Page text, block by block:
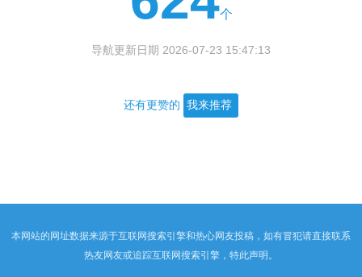
个
导航更新日期 2026-07-23 15:47:13
还有更赞的 我来推荐
本网站的网址数据来源于互联网搜索引擎和热心网友投稿，如有冒犯请直接联系
热友网友或追踪互联网搜索引擎，特此声明。